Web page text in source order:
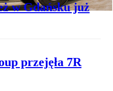
w Gdańsku już
przejęła 7R